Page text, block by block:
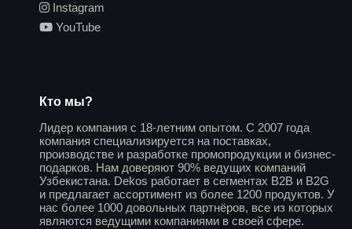
Instagram
YouTube
Кто мы?
Лидер компания с 18-летним опытом. С 2007 года
компания специализируется на поставках,
производстве и разработке промопродукции и бизнес-
подарков. Нам доверяют 90% ведущих компаний
Узбекистана. Dekos работает в сегментах B2B и B2G
и предлагает ассортимент из более 1200 продуктов. У
нас более 1000 довольных партнёров, все из которых
являются ведущими компаниями в своей сфере.